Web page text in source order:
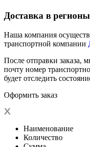
Доставка в
Наша компания
транспортной компании
После отправки заказа,
почту номер
будет отследить
Оформить заказ
Наименование
Количество